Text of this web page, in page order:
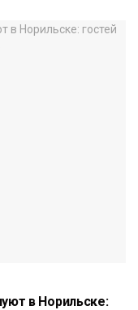
в Норильске: